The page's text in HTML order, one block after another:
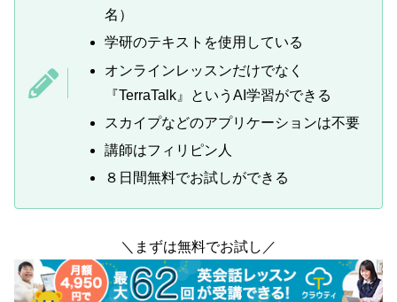
名）
学研のテキストを使用している
オンラインレッスンだけでなく
『TerraTalk』というAI学習ができる
スカイプなどのアプリケーションは不要
講師はフィリピン人
８日間無料でお試しができる
＼まずは無料でお試し／